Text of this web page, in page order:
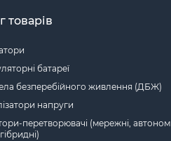
товарів
батареї
безперебійного живлення (ДБЖ)
напруги
перетворювачі (мережні,